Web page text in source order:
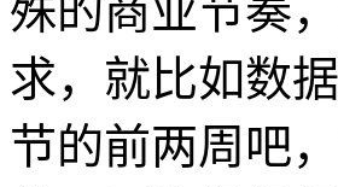
殊的商业节奏
求，就比如数
节的前两周吧